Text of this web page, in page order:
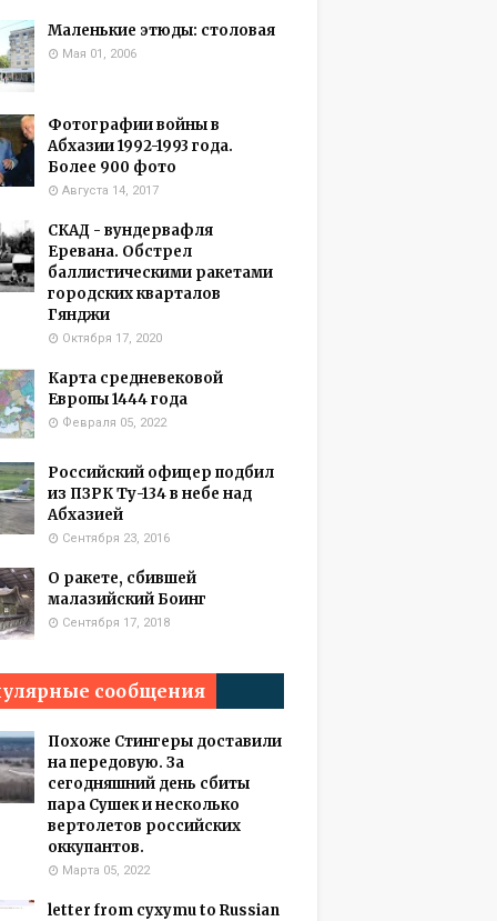
Маленькие этюды: столовая
Мая 01, 2006
Фотографии войны в
Абхазии 1992-1993 года.
Более 900 фото
Августа 14, 2017
СКАД - вундервафля
Еревана. Обстрел
баллистическими ракетами
городских кварталов
Гянджи
Октября 17, 2020
Карта средневековой
Европы 1444 года
Февраля 05, 2022
Российский офицер подбил
из ПЗРК Ту-134 в небе над
Абхазией
Сентября 23, 2016
О ракете, сбившей
малазийский Боинг
Сентября 17, 2018
сообщения
Похоже Стингеры доставили
на передовую. За
сегодняшний день сбиты
пара Сушек и несколько
вертолетов российских
оккупантов.
Марта 05, 2022
letter from cyxymu to Russian